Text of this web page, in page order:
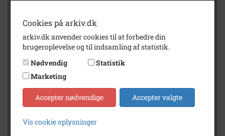
Arkiv
Rudbjerg Lokalhistoriske Arkiv
Generelt
Cookies på arkiv.dk
arkiv.dk anvender cookies til at forbedre din
brugeroplevelse og til indsamling af statistik.
Nødvendig
Statistik
Marketing
Accepter nødvendige Accepter valgte
Vis cookie oplysninger